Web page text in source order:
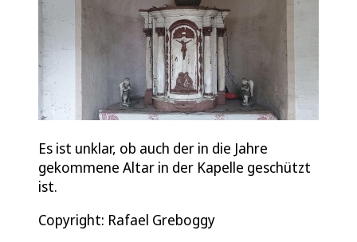
Es ist unklar, ob auch der in die Jahre
gekommene Altar in der Kapelle geschützt
ist.
Copyright: Rafael Greboggy